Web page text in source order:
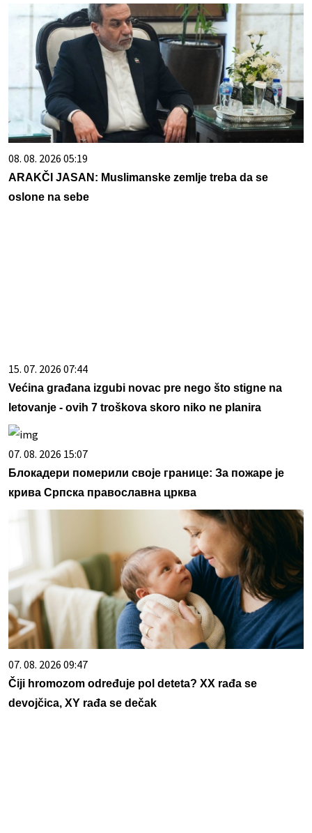
08. 08. 2026 05:19
ARAKČI JASAN: Muslimanske zemlje treba da se
oslone na sebe
15. 07. 2026 07:44
Većina građana izgubi novac pre nego što stigne na
letovanje - ovih 7 troškova skoro niko ne planira
07. 08. 2026 15:07
Блокадери померили своје границе: За пожаре је
крива Српска православна црква
07. 08. 2026 09:47
Čiji hromozom određuje pol deteta? XX rađa se
devojčica, XY rađa se dečak